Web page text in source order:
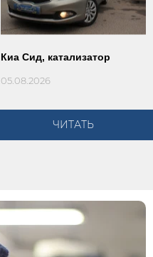
Киа Сид, катализатор
05.08.2026
ЧИТАТЬ